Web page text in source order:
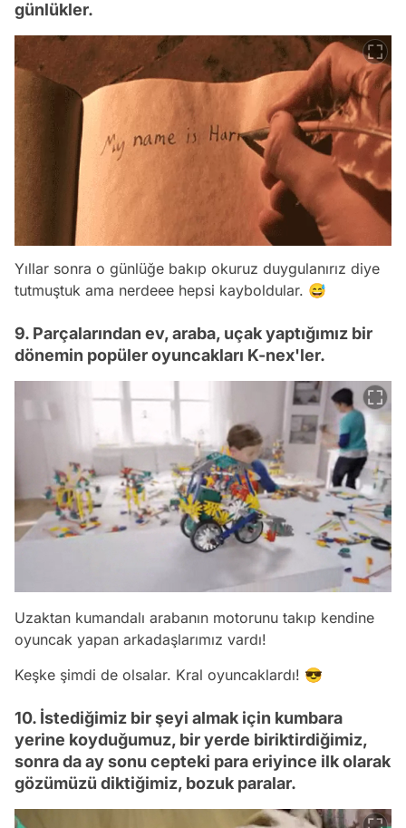
günlükler.
Yıllar sonra o günlüğe bakıp okuruz duygulanırız diye
tutmuştuk ama nerdeee hepsi kayboldular. 😅
9. Parçalarından ev, araba, uçak yaptığımız bir
dönemin popüler oyuncakları K-nex'ler.
Uzaktan kumandalı arabanın motorunu takıp kendine
oyuncak yapan arkadaşlarımız vardı!
Keşke şimdi de olsalar. Kral oyuncaklardı! 😎
10. İstediğimiz bir şeyi almak için kumbara
yerine koyduğumuz, bir yerde biriktirdiğimiz,
sonra da ay sonu cepteki para eriyince ilk olarak
gözümüzü diktiğimiz, bozuk paralar.